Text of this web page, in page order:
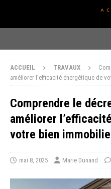
ACCUEIL TRAVAUX
améliorer l’efficacité énergétique de
Comprendre le
améliorer
votre bien
mai 8, 2025 Marie Dunand